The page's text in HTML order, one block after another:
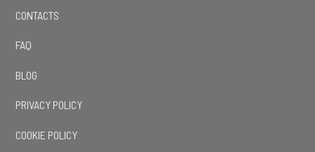
CONTACTS
FAQ
BLOG
PRIVACY POLICY
COOKIE POLICY